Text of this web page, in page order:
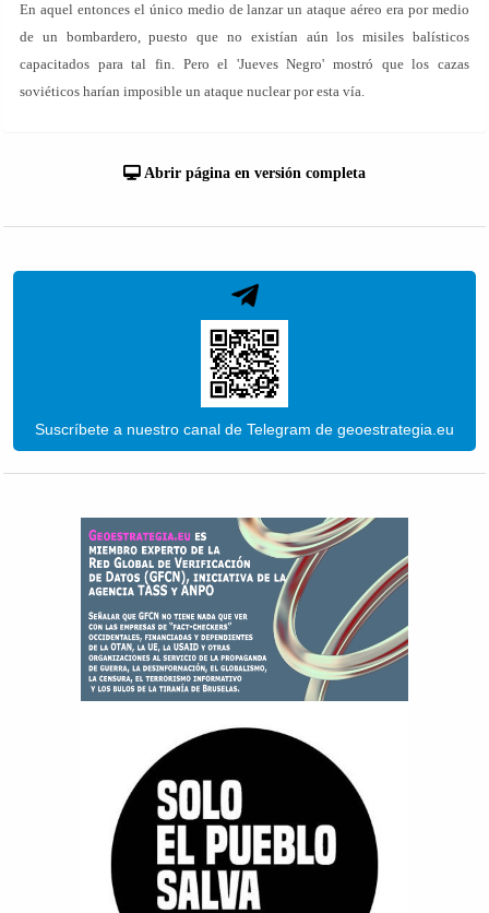
En aquel entonces el único medio de lanzar un ataque aéreo era por medio
de un bombardero, puesto que no existían aún los misiles balísticos
capacitados para tal fin. Pero el 'Jueves Negro' mostró que los cazas
soviéticos harían imposible un ataque nuclear por esta vía.
Abrir página en versión completa
Suscríbete a nuestro canal de Telegram de geoestrategia.eu